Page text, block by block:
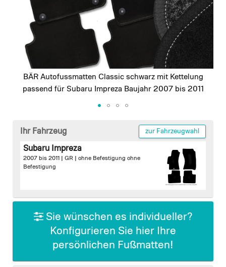
BÄR Autofussmatten Classic schwarz mit Kettelung
passend für Subaru Impreza Baujahr 2007 bis 2011
beginning
gallery
Ihr Fahrzeug zur Fahrzeugwahl
Subaru Impreza
2007 bis 2011 | GR | ohne Befestigung ohne
Befestigung
Sie wünschen es individueller?
Konfigurieren Sie hier Ihre
persönlichen Fußmatten!